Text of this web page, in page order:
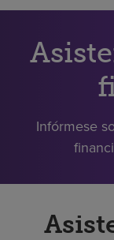
Empleos
Pagar mi factura
Infórmese